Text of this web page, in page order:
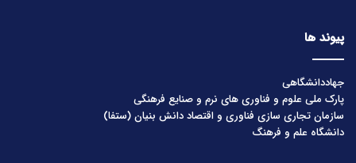
پیوند ها
جهاددانشگاهی
پارک ملی علوم و فناوری های نرم و صنایع فرهنگی
سازمان تجاری سازی فناوری و اقتصاد دانش بنیان (ستفا)
دانشگاه علم و فرهنگ